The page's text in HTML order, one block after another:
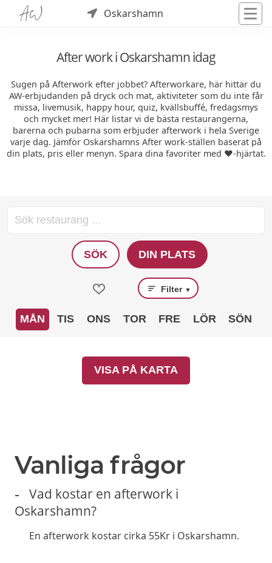
Oskarshamn
After work i Oskarshamn idag
Sugen på Afterwork efter jobbet? Afterworkare, här hittar du
AW-erbjudanden på dryck och mat, aktiviteter som du inte får
missa, livemusik, happy hour, quiz, kvällsbuffé, fredagsmys
och mycket mer! Här listar vi de bästa restaurangerna,
barerna och pubarna som erbjuder afterwork i hela Sverige
varje dag. Jämför Oskarshamns After work-ställen baserat på
din plats, pris eller menyn. Spara dina favoriter med ❤️-hjärtat.
SÖK DIN PLATS
Filter ▼
MÅN TIS ONS TOR FRE LÖR SÖN
VISA PÅ KARTA
Vanliga frågor
Vad kostar en afterwork i
Oskarshamn?
En afterwork kostar cirka 55Kr i Oskarshamn.